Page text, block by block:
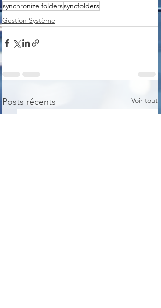
synchronize folderssyncfolders
Gestion Système
Posts récents Voir tout